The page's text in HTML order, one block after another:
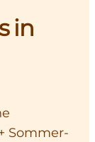
in
Sommer-